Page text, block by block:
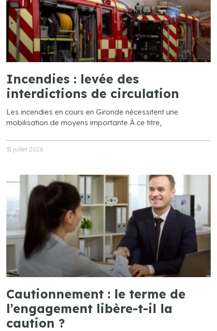
Incendies : levée des
interdictions de circulation
Les incendies en cours en Gironde nécessitent une
mobilisation de moyens importante À ce titre,
31 juillet 2026
Cautionnement : le terme de
l’engagement libère-t-il la
caution ?